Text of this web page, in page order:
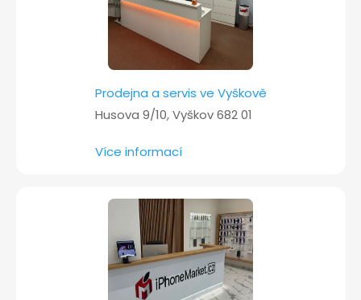
Prodejna a servis ve Vyškově
Husova 9/10, Vyškov 682 01
Více informací